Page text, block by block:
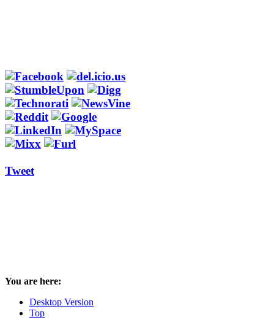
Tweet
You are here:
Desktop Version
Top